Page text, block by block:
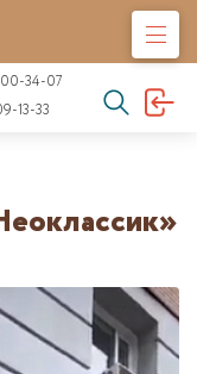
34-07
13-33